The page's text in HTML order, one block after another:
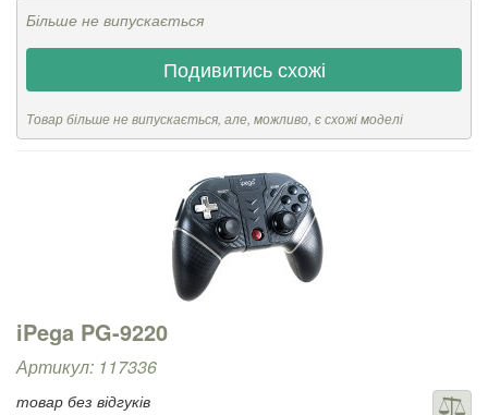
Більше не випускається
Подивитись схожі
Товар більше не випускається, але, можливо, є схожі моделі
iPega PG-9220
Артикул: 117336
товар без відгуків